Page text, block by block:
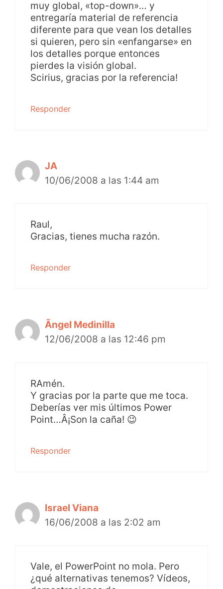
muy global, «top-down»… y
entregaría material de referencia
diferente para que vean los detalles
si quieren, pero sin «enfangarse» en
los detalles porque entonces
pierdes la visión global.
Scirius, gracias por la referencia!
Responder
JA
10/06/2008 a las 1:44 am
Raul,
Gracias, tienes mucha razón.
Responder
Ãngel Medinilla
12/06/2008 a las 12:46 pm
RAmén.
Y gracias por la parte que me toca.
Deberías ver mis últimos Power
Point…Â¡Son la caña! 😉
Responder
Israel Viana
16/06/2008 a las 2:02 am
Vale, el PowerPoint no mola. Pero
¿qué alternativas tenemos? Vídeos,